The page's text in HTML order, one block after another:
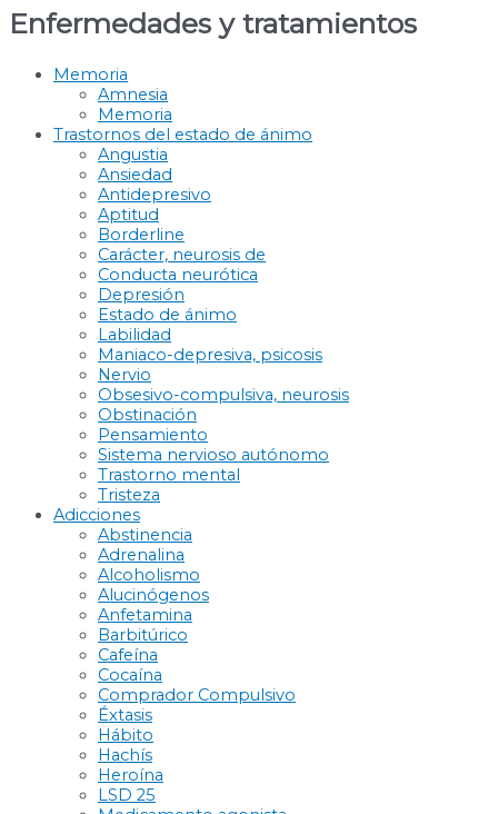
Enfermedades y tratamientos
Memoria
Amnesia
Memoria
Trastornos del estado de ánimo
Angustia
Ansiedad
Antidepresivo
Aptitud
Borderline
Carácter, neurosis de
Conducta neurótica
Depresión
Estado de ánimo
Labilidad
Maniaco-depresiva, psicosis
Nervio
Obsesivo-compulsiva, neurosis
Obstinación
Pensamiento
Sistema nervioso autónomo
Trastorno mental
Tristeza
Adicciones
Abstinencia
Adrenalina
Alcoholismo
Alucinógenos
Anfetamina
Barbitúrico
Cafeína
Cocaína
Comprador Compulsivo
Éxtasis
Hábito
Hachís
Heroína
LSD 25